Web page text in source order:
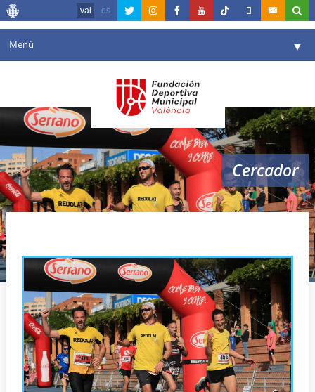
val es
Menú ▼
Agenda
Instal·lacions ▼
Comunicació ▼
València en esport ▼
Reserves
Cercador
Redolat Team